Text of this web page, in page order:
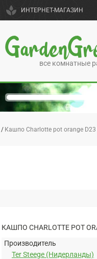
spa ИНТЕРНЕТ-МАГАЗИН
все комнатные
Кашпо Charlotte pot orange
КАШПО CHARLOTTE POT
Производитель
Ter Steege (Нидерланды)